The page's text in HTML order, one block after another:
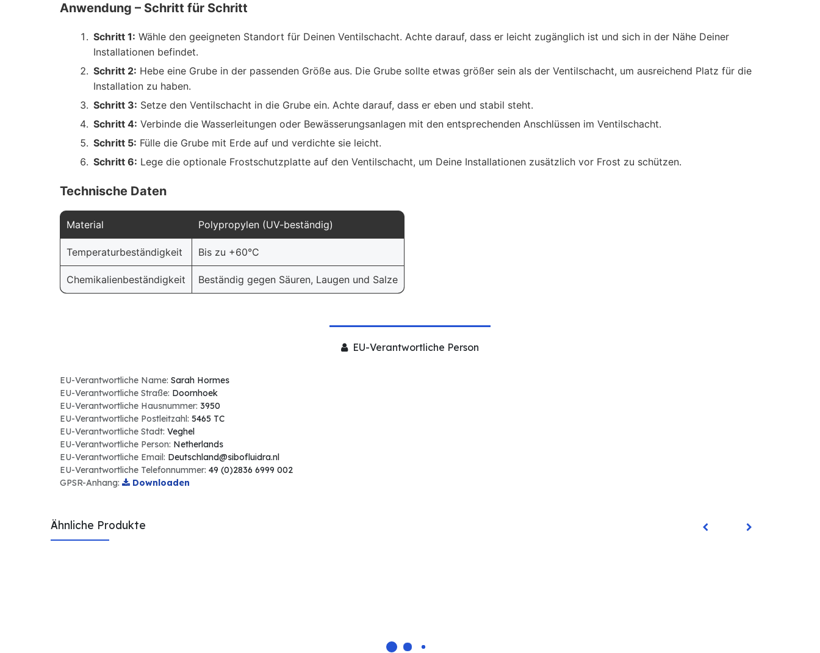
Anwendung – Schritt für Schritt
Schritt 1: Wähle den geeigneten Standort für Deinen Ventilschacht. Achte darauf, dass er leicht zugänglich ist und sich in der Nähe Deiner
Installationen befindet.
Schritt 2: Hebe eine Grube in der passenden Größe aus. Die Grube sollte etwas größer sein als der Ventilschacht, um ausreichend Platz für die
Installation zu haben.
Schritt 3: Setze den Ventilschacht in die Grube ein. Achte darauf, dass er eben und stabil steht.
Schritt 4: Verbinde die Wasserleitungen oder Bewässerungsanlagen mit den entsprechenden Anschlüssen im Ventilschacht.
Schritt 5: Fülle die Grube mit Erde auf und verdichte sie leicht.
Schritt 6: Lege die optionale Frostschutzplatte auf den Ventilschacht, um Deine Installationen zusätzlich vor Frost zu schützen.
Technische Daten
Material Polypropylen (UV-beständig)
Temperaturbeständigkeit Bis zu +60°C
Chemikalienbeständigkeit Beständig gegen Säuren, Laugen und Salze
EU-Verantwortliche Person
EU-Verantwortliche Name: Sarah Hormes
EU-Verantwortliche Straße: Doornhoek
EU-Verantwortliche Hausnummer: 3950
EU-Verantwortliche Postleitzahl: 5465 TC
EU-Verantwortliche Stadt: Veghel
EU-Verantwortliche Person: Netherlands
EU-Verantwortliche Email: Deutschland@sibofluidra.nl
EU-Verantwortliche Telefonnummer: 49 (0)2836 6999 002
GPSR-Anhang:
Downloaden
Ähnliche Produkte